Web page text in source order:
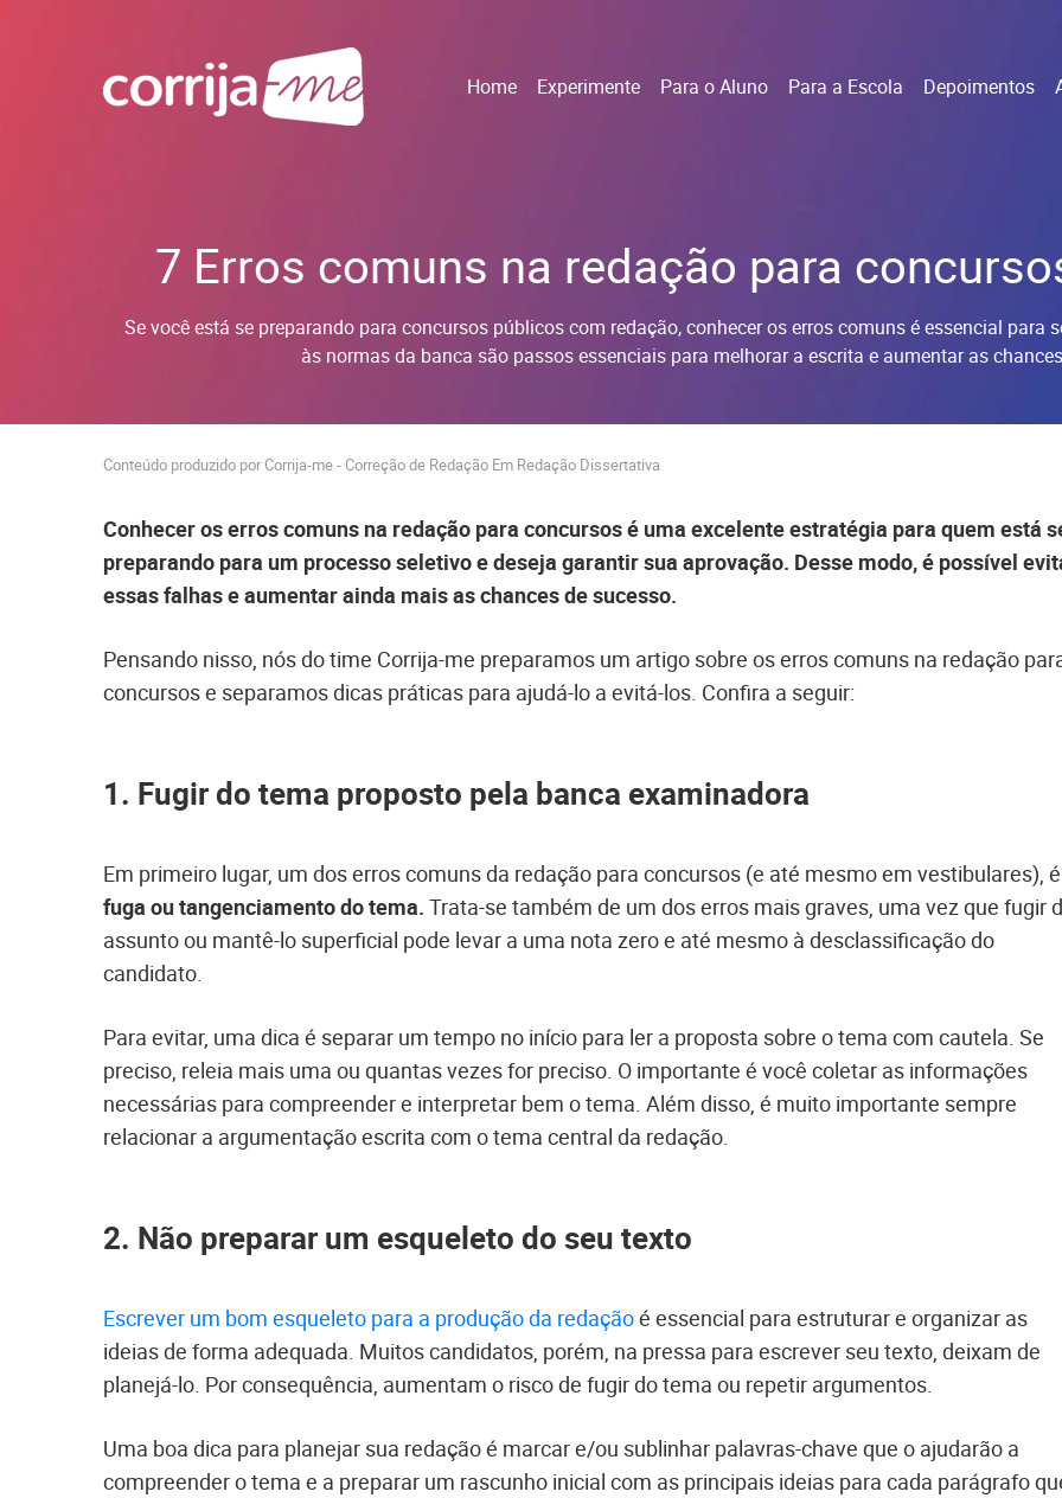
Home Experimente Para o Aluno Para a Escola Depoimentos
7 Erros comuns na redação para
Se você está se preparando para concursos públicos com redação, conhecer os erros comuns é essencial para
às normas da banca são passos essenciais para melhorar a escrita e aumentar as
Conteúdo produzido por Corrija-me - Correção de Redação Em Redação Dissertativa
Conhecer os erros comuns na redação para concursos é uma excelente estratégia para quem está
preparando para um processo seletivo e deseja garantir sua aprovação. Desse modo, é possível
essas falhas e aumentar ainda mais as chances de sucesso.
Pensando nisso, nós do time Corrija-me preparamos um artigo sobre os erros comuns na redação
concursos e separamos dicas práticas para ajudá-lo a evitá-los. Confira a seguir:
1. Fugir do tema proposto pela banca examinadora
Em primeiro lugar, um dos erros comuns da redação para concursos (e até mesmo em vestibulares),
fuga ou tangenciamento do tema. Trata-se também de um dos erros mais graves, uma vez que fugir
assunto ou mantê-lo superficial pode levar a uma nota zero e até mesmo à desclassificação do
candidato.
Para evitar, uma dica é separar um tempo no início para ler a proposta sobre o tema com cautela. Se
preciso, releia mais uma ou quantas vezes for preciso. O importante é você coletar as informações
necessárias para compreender e interpretar bem o tema. Além disso, é muito importante sempre
relacionar a argumentação escrita com o tema central da redação.
2. Não preparar um esqueleto do seu texto
Escrever um bom esqueleto para a produção da redaçãoé essencial para estruturar e organizar as
ideias de forma adequada. Muitos candidatos, porém, na pressa para escrever seu texto, deixam de
planejá-lo. Por consequência, aumentam o risco de fugir do tema ou repetir argumentos.
Uma boa dica para planejar sua redação é marcar e/ou sublinhar palavras-chave que o ajudarão a
compreender o tema e a preparar um rascunho inicial com as principais ideias para cada parágrafo